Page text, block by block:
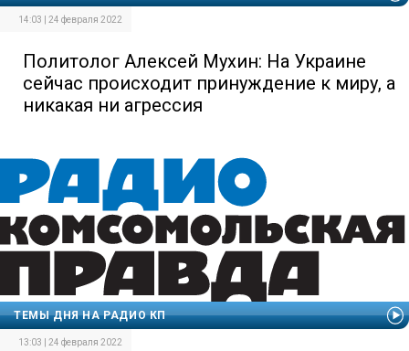
14:03 | 24 февраля 2022
Политолог Алексей Мухин: На Украине
сейчас происходит принуждение к миру, а
никакая ни агрессия
ТЕМЫ ДНЯ НА РАДИО КП
13:03 | 24 февраля 2022